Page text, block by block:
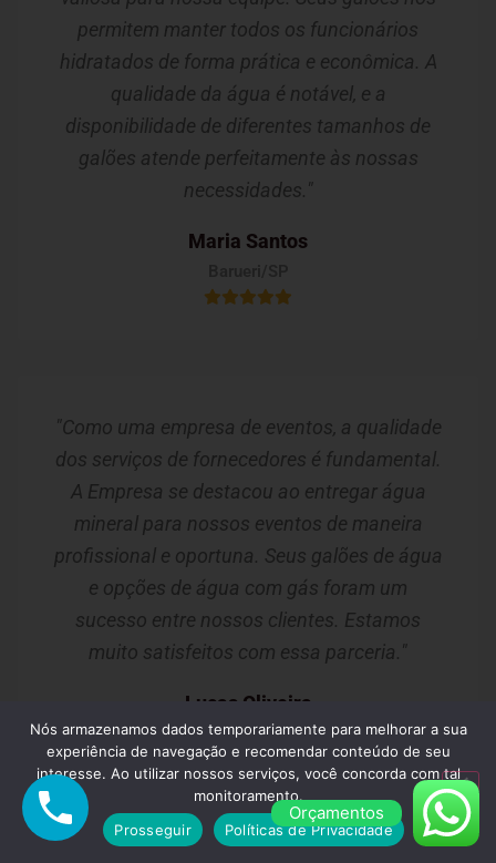
permitem manter todos os funcionários
hidratados de forma prática e econômica. A
qualidade da água é notável, e a
disponibilidade de diferentes tamanhos de
galões atende perfeitamente às nossas
necessidades."
Maria Santos
"Como uma empresa de eventos, a qualidade
dos serviços de fornecedores é fundamental.
A Empresa se destacou ao entregar água
mineral para nossos eventos de maneira
profissional e oportuna. Seus galões de água
e opções de água com gás foram um
sucesso entre nossos clientes. Estamos
muito satisfeitos com essa parceria."
Lucas Oliveira
Guarulhos/SP
Orçamentos
Nós armazenamos dados temporariamente para melhorar a sua
experiência de navegação e recomendar conteúdo de seu
interesse. Ao utilizar nossos serviços, você concorda com tal
monitoramento.
Prosseguir
Políticas de Privacidade